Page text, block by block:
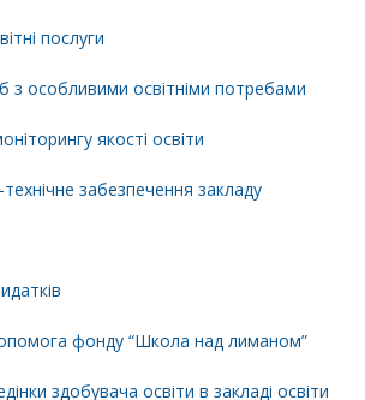
послуги
з особливими освітніми потребами
якості освіти
забезпечення закладу
фонду “Школа над лиманом”
здобувача освіти в закладі освіти